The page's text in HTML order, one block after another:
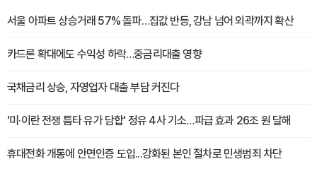
서울 아파트 상승거래 57% 돌파…집값 반등, 강남 넘어 외곽까지 확산
카드론 확대에도 수익성 하락…중금리대출 영향
국채금리 상승, 자영업자 대출 부담 커진다
'미·이란 전쟁 틈타 유가 담합' 정유 4사 기소…파급 효과 26조 원 달해
휴대전화 개통에 안면인증 도입...강화된 본인 절차로 민생범죄 차단